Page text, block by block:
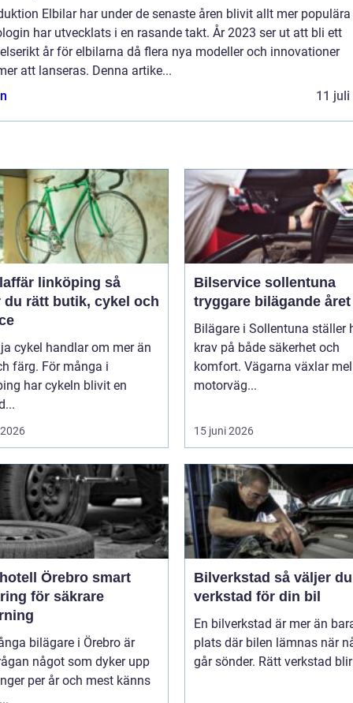
Elbilar har under de senaste åren blivit allt mer
har utvecklats i en rasande takt. År 2023 ser ut att bli ett
år för elbilarna då flera nya modeller och innovationer
att lanseras. Denna artike...
11 juli
linköping så
du rätt butik, cykel och
cykel handlar om mer än
färg. För många i
har cykeln blivit en
Bilservice sollentuna
tryggare bilägande
Bilägare i Sollentuna ställer
krav på både säkerhet och
komfort. Vägarna växlar
motorväg...
15 juni 2026
Örebro smart
för säkrare
bilägare i Örebro är
något som dyker upp
per år och mest känns
Bilverkstad så väljer du rätt
verkstad för din bil
En bilverkstad är mer än
plats där bilen lämnas när
går sönder. Rätt verkstad